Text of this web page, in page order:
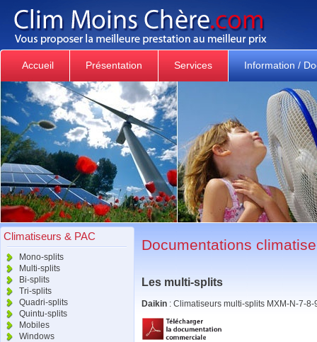
Accueil Présentation Services Information /
Climatiseurs & PAC
Mono-splits
Multi-splits
Bi-splits
Tri-splits
Quadri-splits
Quintu-splits
Mobiles
Windows
Documentations
Les multi-splits
Daikin : Climatiseurs multi-splits MXM-N-7-8-